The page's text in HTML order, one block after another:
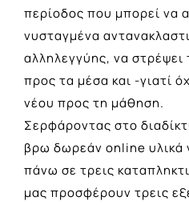
περίοδος που μπορεί να
νυσταγμένα
αλληλεγγύης, να στρέψει
προς τα μέσα και -γιατί
νέου προς τη μάθηση.
Σερφάροντας στο
βρω δωρεάν online υλικά
πάνω σε τρεις
μας προσφέρουν τρεις